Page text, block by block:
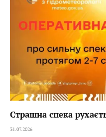
Страшна спека
31.07.2026